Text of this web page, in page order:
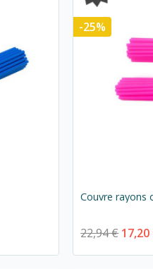
-25%
Couvre
22,94 € 17,20